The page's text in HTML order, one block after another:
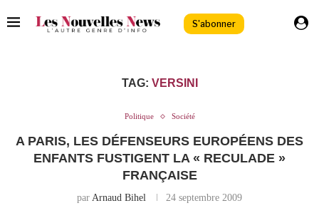
S'abonner
TAG: VERSINI
Politique Société
A PARIS, LES DÉFENSEURS EUROPÉENS DES
ENFANTS FUSTIGENT LA « RECULADE »
FRANÇAISE
par Arnaud Bihel 24 septembre 2009